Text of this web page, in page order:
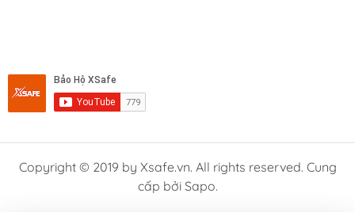
Copyright © 2019 by Xsafe.vn. All rights reserved. Cung
cấp bởi Sapo.